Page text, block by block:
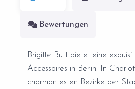
Bewertungen
Brigitte Butt bietet eine
Accessoires in Berlin. In
charmantesten Bezirke der